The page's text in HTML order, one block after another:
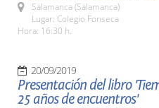
Salamanca (Salamanca)
Lugar: Colegio Fonseca
Hora: 16:30 h.
20/09/2019
Presentación del libro
25 años de encuentros'